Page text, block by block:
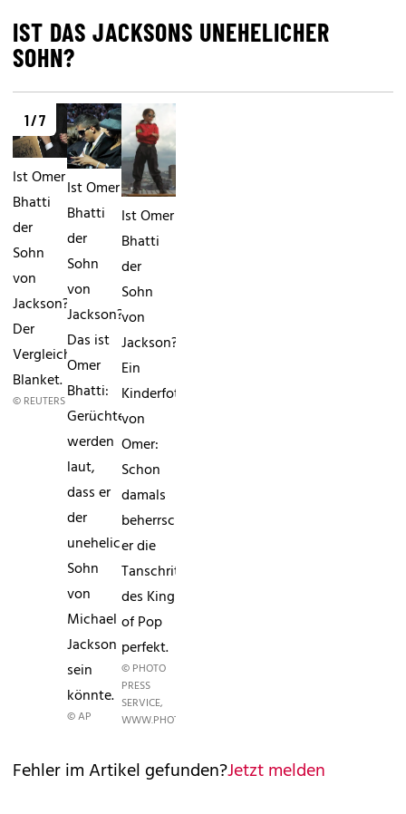
IST DAS JACKSONS UNEHELICHER
SOHN?
1 / 7
Ist Omer
Bhatti
der
Sohn
von
Jackson?
Der
Vergleich:
Blanket.
© REUTERS
Ist Omer
Bhatti
der
Sohn
von
Jackson?
Das ist
Omer
Bhatti:
Gerüchte
werden
laut,
dass er
der
uneheliche
Sohn
von
Michael
Jackson
sein
könnte.
© AP
Ist Omer
Bhatti
der
Sohn
von
Jackson?
Ein
Kinderfoto
von
Omer:
Schon
damals
beherrschte
er die
Tanschritte
des King
of Pop
perfekt.
© PHOTO
PRESS
SERVICE,
WWW.PHOTOPRESS.AT
Fehler im Artikel gefunden?Jetzt melden